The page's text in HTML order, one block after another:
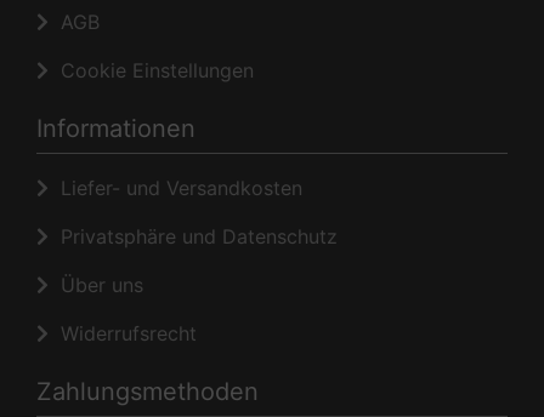
AGB
Cookie Einstellungen
Informationen
Liefer- und Versandkosten
Privatsphäre und Datenschutz
Über uns
Widerrufsrecht
Zahlungsmethoden